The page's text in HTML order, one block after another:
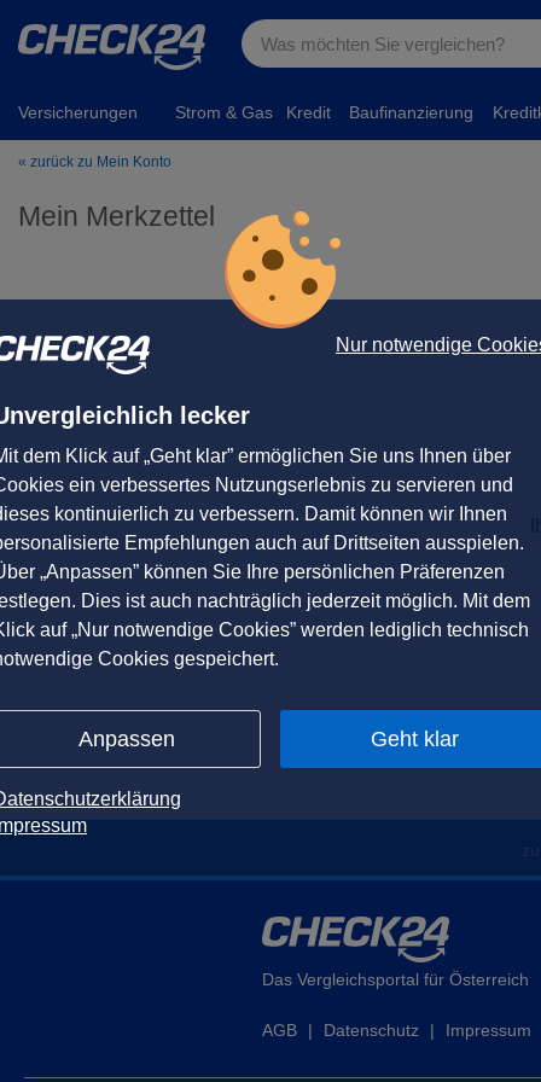
Nur notwendige
lecker
dem Klick auf „Geht klar” ermöglichen Sie uns Ihnen über
ein verbessertes Nutzungserlebnis zu servieren und
kontinuierlich zu verbessern. Damit können wir Ihnen
Empfehlungen auch auf Drittseiten ausspielen.
„Anpassen” können Sie Ihre persönlichen Präferenzen
Dies ist auch nachträglich jederzeit möglich. Mit dem
auf „Nur notwendige Cookies” werden lediglich technisch
Cookies gespeichert.
Anpassen Geht klar
Versicherungen Strom & Gas Kredit Baufinanzierung
« zurück zu Mein Konto
Mein Merkzettel
Das Vergleichsportal für Österreich
AGB | Datenschutz | Impressum